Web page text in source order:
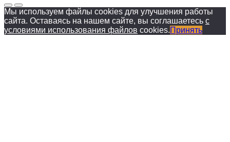
Мы используем файлы cookies для улучшения работы
сайта. Оставаясь на нашем сайте, вы соглашаетесь с
условиями использования файлов cookies.Принять